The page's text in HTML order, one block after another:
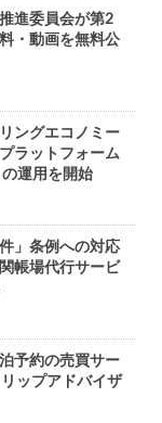
進委員会が第2
・動画を無料公
ングエコノミー
ラットフォーム
の運用を開始
」条例への対応
帳場代行サービ
予約の売買サー
ップアドバイザ